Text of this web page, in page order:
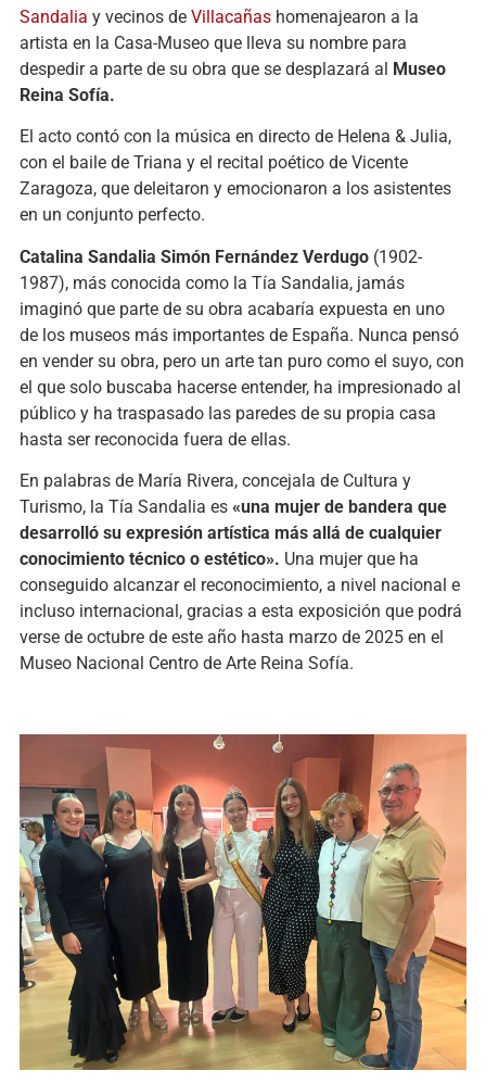
Sandalia y vecinos de Villacañashomenajearon a la
artista en la Casa-Museo que lleva su nombre para
despedir a parte de su obra que se desplazará al Museo
Reina Sofía.
El acto contó con la música en directo de Helena & Julia,
con el baile de Triana y el recital poético de Vicente
Zaragoza, que deleitaron y emocionaron a los asistentes
en un conjunto perfecto.
Catalina Sandalia Simón Fernández Verdugo(1902-
1987), más conocida como la Tía Sandalia, jamás
imaginó que parte de su obra acabaría expuesta en uno
de los museos más importantes de España. Nunca pensó
en vender su obra, pero un arte tan puro como el suyo, con
el que solo buscaba hacerse entender, ha impresionado al
público y ha traspasado las paredes de su propia casa
hasta ser reconocida fuera de ellas.
En palabras de María Rivera, concejala de Cultura y
Turismo, la Tía Sandalia es «una mujer de bandera que
desarrolló su expresión artística más allá de cualquier
conocimiento técnico o estético». Una mujer que ha
conseguido alcanzar el reconocimiento, a nivel nacional e
incluso internacional, gracias a esta exposición que podrá
verse de octubre de este año hasta marzo de 2025 en el
Museo Nacional Centro de Arte Reina Sofía.